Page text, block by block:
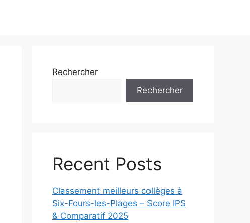
Rechercher
Rechercher
Recent Posts
Classement meilleurs collèges à
Six-Fours-les-Plages – Score IPS
& Comparatif 2025